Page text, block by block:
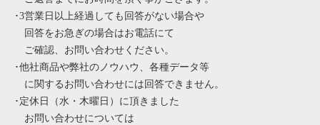
･3営業日以上経過しても回答がない場合や
回答をお急ぎの場合はお電話にて
ご確認、お問い合わせください。
･他社商品や弊社のノウハウ、各種データ等
に関するお問い合わせには回答できません。
･定休日（水・木曜日）に頂きました
お問い合わせについては